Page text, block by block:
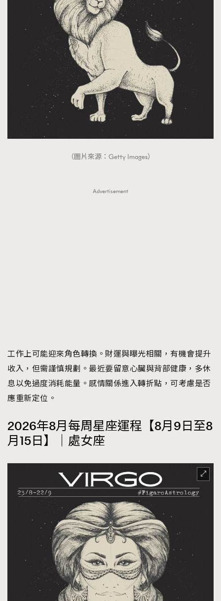
（圖片來源：Getty Images）
Advertisement
工作上可能迎來角色轉換。財運與曝光相關，有機會提升
收入，但需謹慎規劃。最近要留意心臟與背部健康，多休
息以免過度消耗能量。感情關係進入轉折點，可考慮是否
應重新定位。
2026年8月每周星座運程【8月9日至8
月15日】｜處女座